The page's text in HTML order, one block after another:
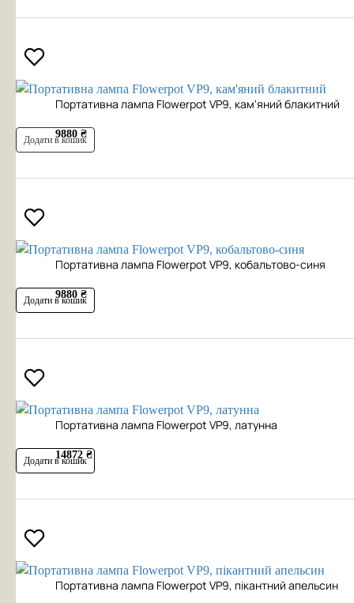
Портативна лампа Flowerpot VP9, кам'яний блакитний
9880 ₴
Додати в кошик
Портативна лампа Flowerpot VP9, кобальтово-синя
9880 ₴
Додати в кошик
Портативна лампа Flowerpot VP9, латунна
14872 ₴
Додати в кошик
Портативна лампа Flowerpot VP9, пікантний апельсин